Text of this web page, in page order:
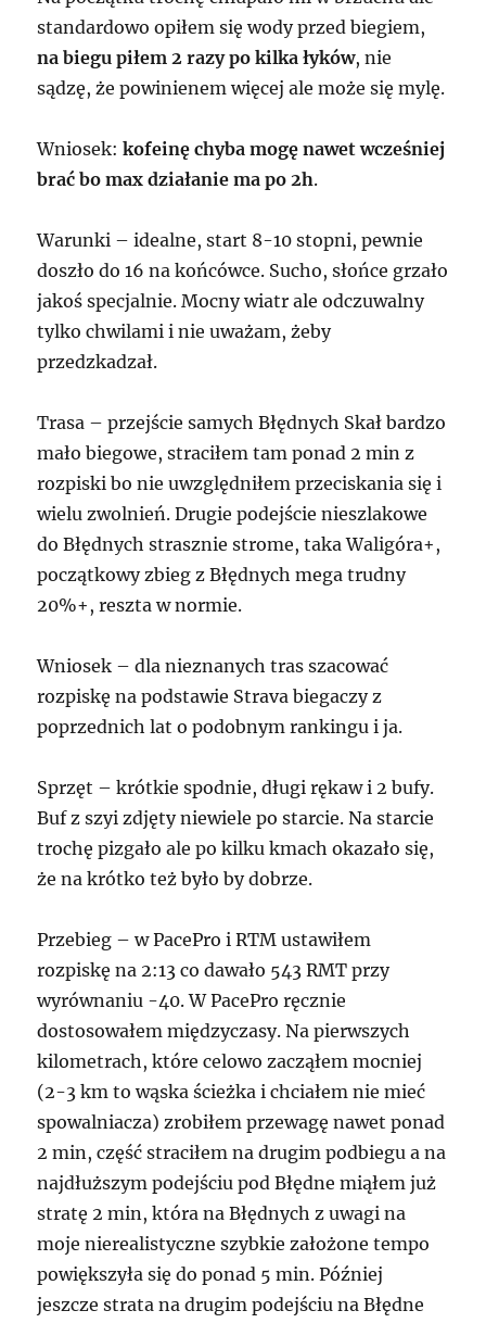
standardowo opiłem się wody przed biegiem,
na biegu piłem 2 razy po kilka łyków, nie
sądzę, że powinienem więcej ale może się mylę.
Wniosek:kofeinę chyba mogę nawet wcześniej
brać bo max działanie ma po 2h.
Warunki – idealne, start 8-10 stopni, pewnie
doszło do 16 na końcówce. Sucho, słońce grzało
jakoś specjalnie. Mocny wiatr ale odczuwalny
tylko chwilami i nie uważam, żeby
przedzkadzał.
Trasa – przejście samych Błędnych Skał bardzo
mało biegowe, straciłem tam ponad 2 min z
rozpiski bo nie uwzględniłem przeciskania się i
wielu zwolnień. Drugie podejście nieszlakowe
do Błędnych strasznie strome, taka Waligóra+,
początkowy zbieg z Błędnych mega trudny
20%+, reszta w normie.
Wniosek – dla nieznanych tras szacować
rozpiskę na podstawie Strava biegaczy z
poprzednich lat o podobnym rankingu i ja.
Sprzęt – krótkie spodnie, długi rękaw i 2 bufy.
Buf z szyi zdjęty niewiele po starcie. Na starcie
trochę pizgało ale po kilku kmach okazało się,
że na krótko też było by dobrze.
Przebieg – w PacePro i RTM ustawiłem
rozpiskę na 2:13 co dawało 543 RMT przy
wyrównaniu -40. W PacePro ręcznie
dostosowałem międzyczasy. Na pierwszych
kilometrach, które celowo zacząłem mocniej
(2-3 km to wąska ścieżka i chciałem nie mieć
spowalniacza) zrobiłem przewagę nawet ponad
2 min, część straciłem na drugim podbiegu a na
najdłuższym podejściu pod Błędne miąłem już
stratę 2 min, która na Błędnych z uwagi na
moje nierealistyczne szybkie założone tempo
powiększyła się do ponad 5 min. Później
jeszcze strata na drugim podejściu na Błędne